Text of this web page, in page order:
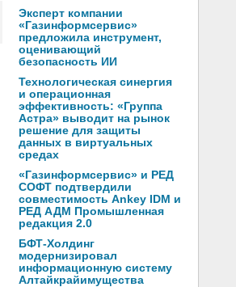
Эксперт компании
«Газинформсервис»
предложила инструмент,
оценивающий
безопасность ИИ
Технологическая синергия
и операционная
эффективность: «Группа
Астра» выводит на рынок
решение для защиты
данных в виртуальных
средах
«Газинформсервис» и РЕД
СОФТ подтвердили
совместимость Ankey IDM и
РЕД АДМ Промышленная
редакция 2.0
БФТ-Холдинг
модернизировал
информационную систему
Алтайкрайимущества